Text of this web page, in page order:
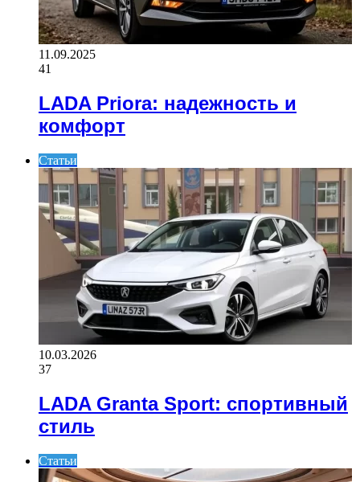
11.09.2025
41
LADA Priora: надежность и
комфорт
Статьи
10.03.2026
37
LADA Granta Sport: спортивный
стиль
Статьи